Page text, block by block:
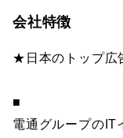
会社特徴
★日本のトップ広
■
電通グループのIT